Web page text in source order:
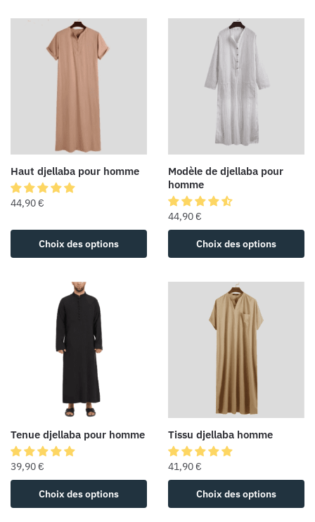
Haut djellaba pour homme
44,90€
Choix des options
Modèle de djellaba pour
homme
44,90€
Choix des options
Tenue djellaba pour homme
39,90€
Choix des options
Tissu djellaba homme
41,90€
Choix des options